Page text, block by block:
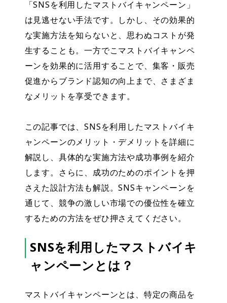
「SNSを利用したマストバイキャンペーン」
は見逃せない手法です。しかし、その効果的
な実施方法を知らないと、思わぬコストが発
生することも。一方でこマストバイキャンペ
ーンを効果的に活用することで、集客・販売
促進からブランド認知の向上まで、さまざま
なメリットを享受できます。
この記事では、SNSを利用したマストバイキ
ャンペーンのメリット・デメリットを詳細に
解説し、具体的な実施方法や成功事例を紹介
します。さらに、成功のためのポイントを押
さえた設計方法も解説。SNSキャンペーンを
通じて、競争の激しい市場での優位性を確立
するための方法をぜひ押さえてください。
SNSを利用したマストバイキ
ャンペーンとは？
マストバイキャンペーンとは、特定の商品を